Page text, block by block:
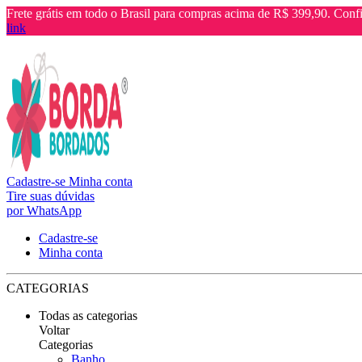
Frete grátis em todo o Brasil para compras acima de R$ 399,90.
link
Cadastre-se Minha conta
Tire suas dúvidas
por WhatsApp
Cadastre-se
Minha conta
CATEGORIAS
Todas as categorias
Voltar
Categorias
Banho